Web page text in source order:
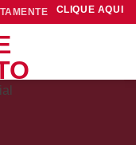
CLIQUE AQUI